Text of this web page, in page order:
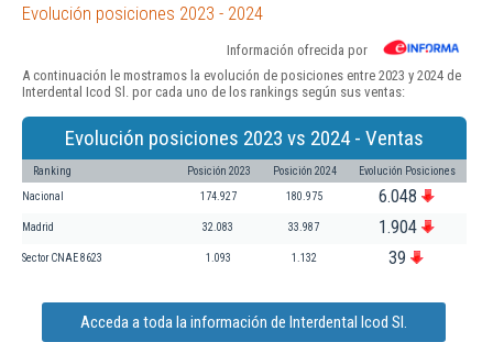
Evolución posiciones 2023 - 2024
Información ofrecida por
A continuación le mostramos la evolución de posiciones entre 2023 y 2024 de
Interdental Icod Sl. por cada uno de los rankings según sus ventas:
Evolución posiciones 2023 vs 2024 - Ventas
Ranking Posición 2023 Posición 2024 Evolución Posiciones
Nacional 174.927 180.975 6.048
Madrid 32.083 33.987 1.904
Sector CNAE 8623 1.093 1.132 39
Acceda a toda la información de Interdental Icod Sl.